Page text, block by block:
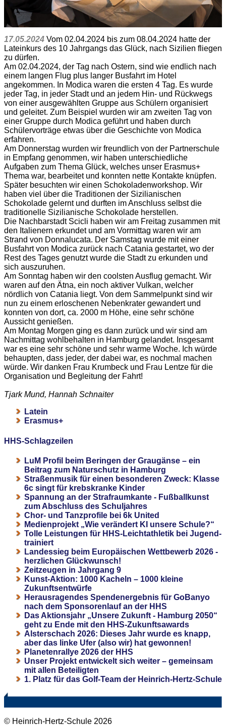
17.05.2024 Vom 02.04.2024 bis zum 08.04.2024 hatte der
Lateinkurs des 10 Jahrgangs das Glück, nach Sizilien fliegen
zu dürfen.
Am 02.04.2024, der Tag nach Ostern, sind wie endlich nach
einem langen Flug plus langer Busfahrt im Hotel
angekommen. In Modica waren die ersten 4 Tag. Es wurde
jeder Tag, in jeder Stadt und an jedem Hin- und Rückwegs
von einer ausgewählten Gruppe aus Schülern organisiert
und geleitet. Zum Beispiel wurden wir am zweiten Tag von
einer Gruppe durch Modica geführt und haben durch
Schülervorträge etwas über die Geschichte von Modica
erfahren.
Am Donnerstag wurden wir freundlich von der Partnerschule
in Empfang genommen, wir haben unterschiedliche
Aufgaben zum Thema Glück, welches unser Erasmus+
Thema war, bearbeitet und konnten nette Kontakte knüpfen.
Später besuchten wir einen Schokoladenworkshop. Wir
haben viel über die Traditionen der Sizilianischen
Schokolade gelernt und durften im Anschluss selbst die
traditionelle Sizilianische Schokolade herstellen.
Die Nachbarstadt Scicli haben wir am Freitag zusammen mit
den Italienern erkundet und am Vormittag waren wir am
Strand von Donnalucata. Der Samstag wurde mit einer
Busfahrt von Modica zurück nach Catania gestartet, wo der
Rest des Tages genutzt wurde die Stadt zu erkunden und
sich auszuruhen.
Am Sonntag haben wir den coolsten Ausflug gemacht. Wir
waren auf den Ätna, ein noch aktiver Vulkan, welcher
nördlich von Catania liegt. Von dem Sammelpunkt sind wir
nun zu einem erloschenen Nebenkrater gewandert und
konnten von dort, ca. 2000 m Höhe, eine sehr schöne
Aussicht genießen.
Am Montag Morgen ging es dann zurück und wir sind am
Nachmittag wohlbehalten in Hamburg gelandet. Insgesamt
war es eine sehr schöne und sehr warme Woche. Ich würde
behaupten, dass jeder, der dabei war, es nochmal machen
würde. Wir danken Frau Krumbeck und Frau Lentze für die
Organisation und Begleitung der Fahrt!
Tjark Mund, Hannah Schnaiter
Latein
Erasmus+
HHS-Schlagzeilen
LuM Profil beim Beringen der Graugänse – ein
Beitrag zum Naturschutz in Hamburg
Straßenmusik für einen besonderen Zweck: Klasse
6c singt für krebskranke Kinder
Spannung an der Strafraumkante - Fußballkunst
zum Abschluss des Schuljahres
Chor- und Tanzprofile bei 6k United
Medienprojekt „Wie verändert KI unsere Schule?“
Tolle Leistungen für HHS-Leichtathletik bei Jugend-
trainiert
Landessieg beim Europäischen Wettbewerb 2026 -
herzlichen Glückwunsch!
Zeitzeugen in Jahrgang 9
Kunst-Aktion: 1000 Kacheln – 1000 kleine
Zukunftsentwürfe
Herausragendes Spendenergebnis für GoBanyo
nach dem Sponsorenlauf an der HHS
Das Aktionsjahr „Unsere Zukunft - Hamburg 2050“
geht zu Ende mit den HHS-Zukunftsawards
Alsterschach 2026: Dieses Jahr wurde es knapp,
aber das linke Ufer (also wir) hat gewonnen!
Planetenrallye 2026 der HHS
Unser Projekt entwickelt sich weiter – gemeinsam
mit allen Beteiligten
1. Platz für das Golf-Team der Heinrich-Hertz-Schule
© Heinrich-Hertz-Schule 2026